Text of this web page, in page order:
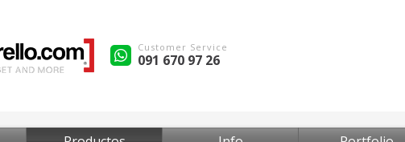
Customer Service
091 670 97 26